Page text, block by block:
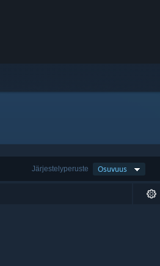
Järjestelyperuste Osuvuus